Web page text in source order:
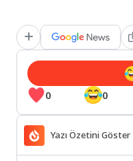
0 0
Yazı Özetini Göster